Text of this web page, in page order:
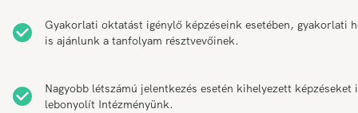
Gyakorlati oktatást igénylő képzéseink esetében, gyakorlati
is ajánlunk a tanfolyam résztvevőinek.
Nagyobb létszámú jelentkezés esetén kihelyezett képzéseket
lebonyolít Intézményünk.